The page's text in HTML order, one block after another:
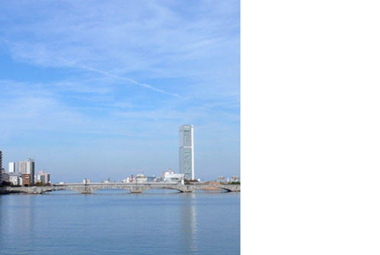
人材育成方針
インボイス対応指定請求書